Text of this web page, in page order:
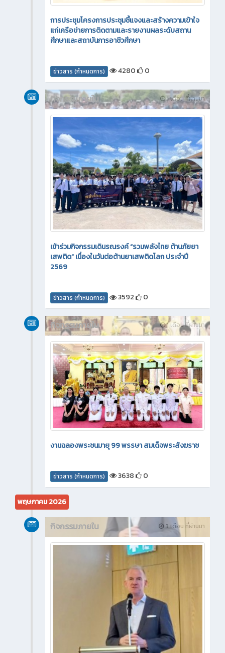
การประชุมโครงการประชุมชี้แจงและสร้างความเข้าใจ
แก่เครือข่ายการติดตามและรายงานผลระดับสถาน
ศึกษาและสถาบันการอาชีวศึกษา
ข่าวสาร (กำหนดการ) 4280 0
1 เดือน ที่ผ่านมา
กิจกรรมภายใน
เข้าร่วมกิจกรรมเดินรณรงค์ “รวมพลังไทย ต้านภัยยา
เสพติด” เนื่องในวันต่อต้านยาเสพติดโลก ประจำปี
2569
ข่าวสาร (กำหนดการ) 3592 0
1 เดือน ที่ผ่านมา
กิจกรรมภายใน
งานฉลองพระชนมายุ 99 พรรษา สมเด็จพระสังฆราช
ข่าวสาร (กำหนดการ) 3638 0
พฤษภาคม 2026
3 เดือน ที่ผ่านมา
กิจกรรมภายใน